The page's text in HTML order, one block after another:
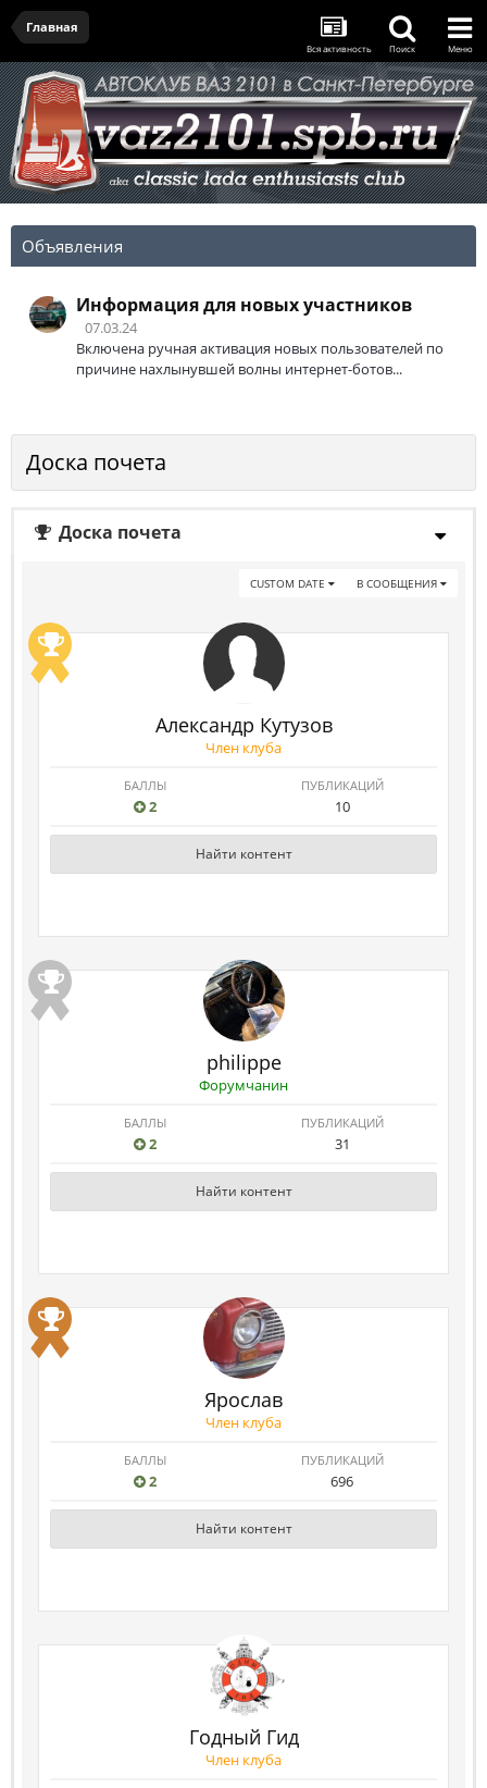
Главная
Вся активность Поиск Меню
Объявления
Информация для новых участников
07.03.24
Включена ручная активация новых пользователей по
причине нахлынувшей волны интернет-ботов...
Доска почета
Доска почета
В СООБЩЕНИЯ
CUSTOM DATE
Александр Кутузов
Член клуба
БАЛЛЫ
2
ПУБЛИКАЦИЙ
10
Найти контент
philippe
Форумчанин
БАЛЛЫ
2
ПУБЛИКАЦИЙ
31
Найти контент
Ярослав
Член клуба
БАЛЛЫ
2
ПУБЛИКАЦИЙ
696
Найти контент
Годный Гид
Член клуба